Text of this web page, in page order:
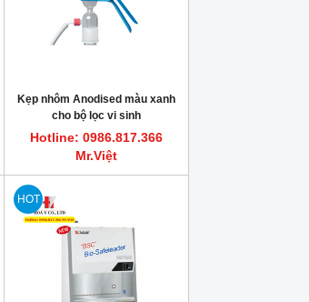
Kẹp nhôm Anodised màu xanh
cho bộ lọc vi sinh
Hotline: 0986.817.366
Mr.Việt
HOT